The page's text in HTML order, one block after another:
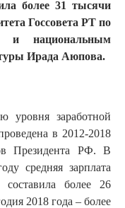
более 31 тысячи
Госсовета РТ по
и национальным
Ирада Аюпова.
уровня заработной
в 2012-2018
Президента РФ. В
средняя зарплата
составила более 26
2018 года – более